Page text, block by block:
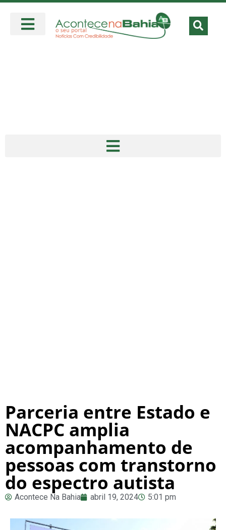
Parceria entre Estado e
NACPC amplia
acompanhamento de
pessoas com transtorno
do espectro autista
Acontece Na Bahia abril 19, 2024 5:01 pm